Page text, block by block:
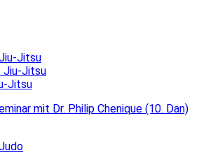
Jitsu
Jiu-Jitsu
Jitsu
mit Dr. Philip Chenique (10. Dan)